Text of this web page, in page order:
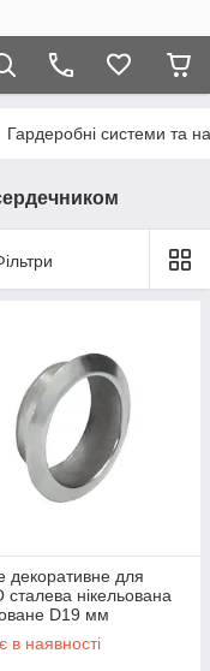
Гардеробні системи та
декоративне для
сталева нікельована
D19 мм
в наявності